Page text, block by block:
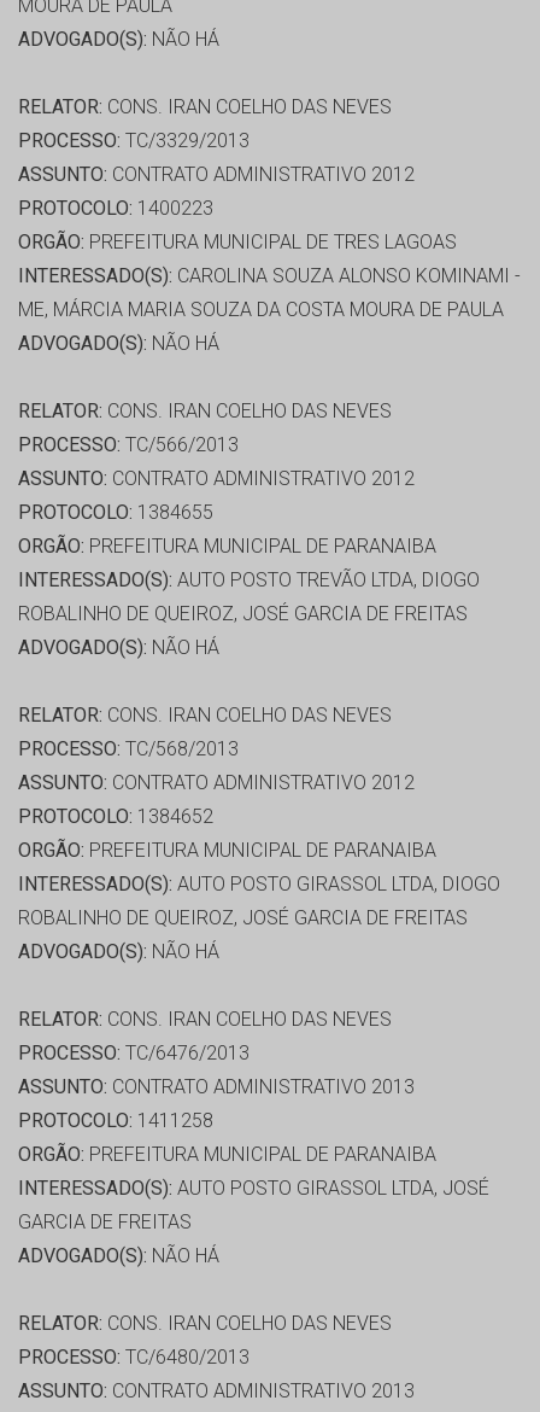
MOURA DE PAULA
ADVOGADO(S): NÃO HÁ
RELATOR: CONS. IRAN COELHO DAS NEVES
PROCESSO: TC/3329/2013
ASSUNTO: CONTRATO ADMINISTRATIVO 2012
PROTOCOLO: 1400223
ORGÃO: PREFEITURA MUNICIPAL DE TRES LAGOAS
INTERESSADO(S): CAROLINA SOUZA ALONSO KOMINAMI -
ME, MÁRCIA MARIA SOUZA DA COSTA MOURA DE PAULA
ADVOGADO(S): NÃO HÁ
RELATOR: CONS. IRAN COELHO DAS NEVES
PROCESSO: TC/566/2013
ASSUNTO: CONTRATO ADMINISTRATIVO 2012
PROTOCOLO: 1384655
ORGÃO: PREFEITURA MUNICIPAL DE PARANAIBA
INTERESSADO(S): AUTO POSTO TREVÃO LTDA, DIOGO
ROBALINHO DE QUEIROZ, JOSÉ GARCIA DE FREITAS
ADVOGADO(S): NÃO HÁ
RELATOR: CONS. IRAN COELHO DAS NEVES
PROCESSO: TC/568/2013
ASSUNTO: CONTRATO ADMINISTRATIVO 2012
PROTOCOLO: 1384652
ORGÃO: PREFEITURA MUNICIPAL DE PARANAIBA
INTERESSADO(S): AUTO POSTO GIRASSOL LTDA, DIOGO
ROBALINHO DE QUEIROZ, JOSÉ GARCIA DE FREITAS
ADVOGADO(S): NÃO HÁ
RELATOR: CONS. IRAN COELHO DAS NEVES
PROCESSO: TC/6476/2013
ASSUNTO: CONTRATO ADMINISTRATIVO 2013
PROTOCOLO: 1411258
ORGÃO: PREFEITURA MUNICIPAL DE PARANAIBA
INTERESSADO(S): AUTO POSTO GIRASSOL LTDA, JOSÉ
GARCIA DE FREITAS
ADVOGADO(S): NÃO HÁ
RELATOR: CONS. IRAN COELHO DAS NEVES
PROCESSO: TC/6480/2013
ASSUNTO: CONTRATO ADMINISTRATIVO 2013